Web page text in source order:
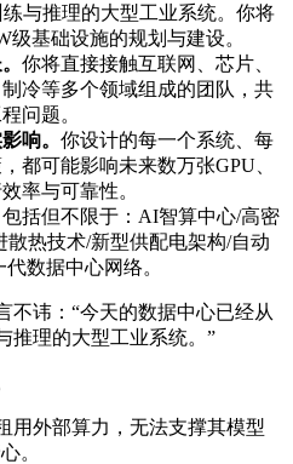
与推理的大型工业系统。你将
基础设施的规划与建设。
你将直接接触互联网、芯片、
冷等多个领域组成的团队，共
问题。
响。 你设计的每一个系统、每
都可能影响未来数万张GPU、
率与可靠性。
包括但不限于：AI智算中心/高密
散热技术/新型供配电架构/自动
数据中心网络。
不讳：“今天的数据中心已经从
推理的大型工业系统。”
用外部算力，无法支撑其模型
。